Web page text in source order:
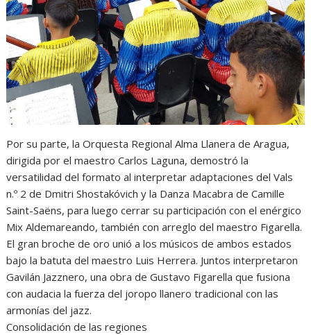
Por su parte, la Orquesta Regional Alma Llanera de Aragua,
dirigida por el maestro Carlos Laguna, demostró la
versatilidad del formato al interpretar adaptaciones del Vals
n.º 2 de Dmitri Shostakóvich y la Danza Macabra de Camille
Saint-Saëns, para luego cerrar su participación con el enérgico
Mix Aldemareando, también con arreglo del maestro Figarella.
El gran broche de oro unió a los músicos de ambos estados
bajo la batuta del maestro Luis Herrera. Juntos interpretaron
Gavilán Jazznero, una obra de Gustavo Figarella que fusiona
con audacia la fuerza del joropo llanero tradicional con las
armonías del jazz.
Consolidación de las regiones